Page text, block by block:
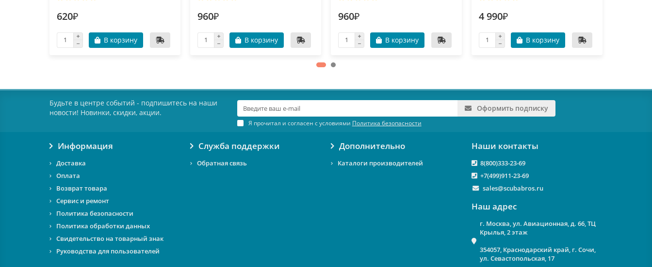
620₽
В корзину
960₽
В корзину
960₽
В корзину
4 990₽
В корзину
Будьте в центре событий - подпишитесь на наши
новости! Новинки, скидки, акции.
Оформить подписку
Я прочитал и согласен с условиями Политика безопасности
Информация
Доставка
Оплата
Возврат товара
Сервис и ремонт
Политика безопасности
Политика обработки данных
Свидетельство на товарный знак
Руководства для пользователей
Служба поддержки
Обратная связь
Дополнительно
Каталоги производителей
Наши контакты
8(800)333-23-69
+7(499)911-23-69
sales@scubabros.ru
Наш адрес
г. Москва, ул. Авиационная, д. 66, ТЦ
Крылья, 2 этаж
354057, Краснодарский край, г. Сочи,
ул. Севастопольская, 17